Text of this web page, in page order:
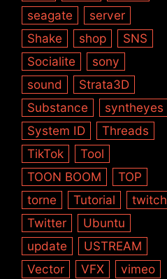
seagate
server
Shake
shop
SNS
Socialite
sony
sound
Strata3D
Substance
syntheyes
System ID
Threads
TikTok
Tool
TOON BOOM
TOP
torne
Tutorial
twitch
Twitter
Ubuntu
update
USTREAM
Vector
VFX
vimeo